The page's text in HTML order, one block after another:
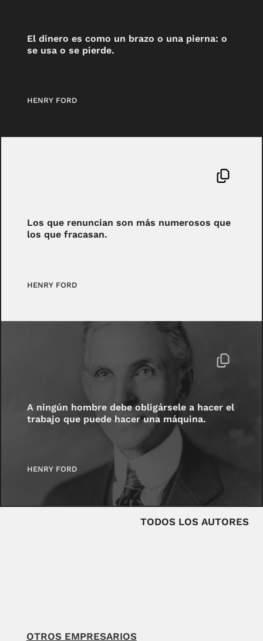
El dinero es como un brazo o una pierna: o
se usa o se pierde.
HENRY FORD
Los que renuncian son más numerosos que
los que fracasan.
HENRY FORD
A ningún hombre debe obligársele a hacer el
trabajo que puede hacer una máquina.
HENRY FORD
TODOS LOS AUTORES
OTROS EMPRESARIOS